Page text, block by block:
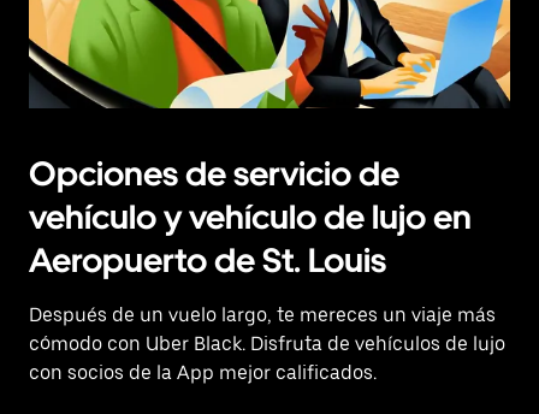
Opciones de servicio de
vehículo y vehículo de lujo en
Aeropuerto de St. Louis
Después de un vuelo largo, te mereces un viaje más
cómodo con Uber Black. Disfruta de vehículos de lujo
con socios de la App mejor calificados.